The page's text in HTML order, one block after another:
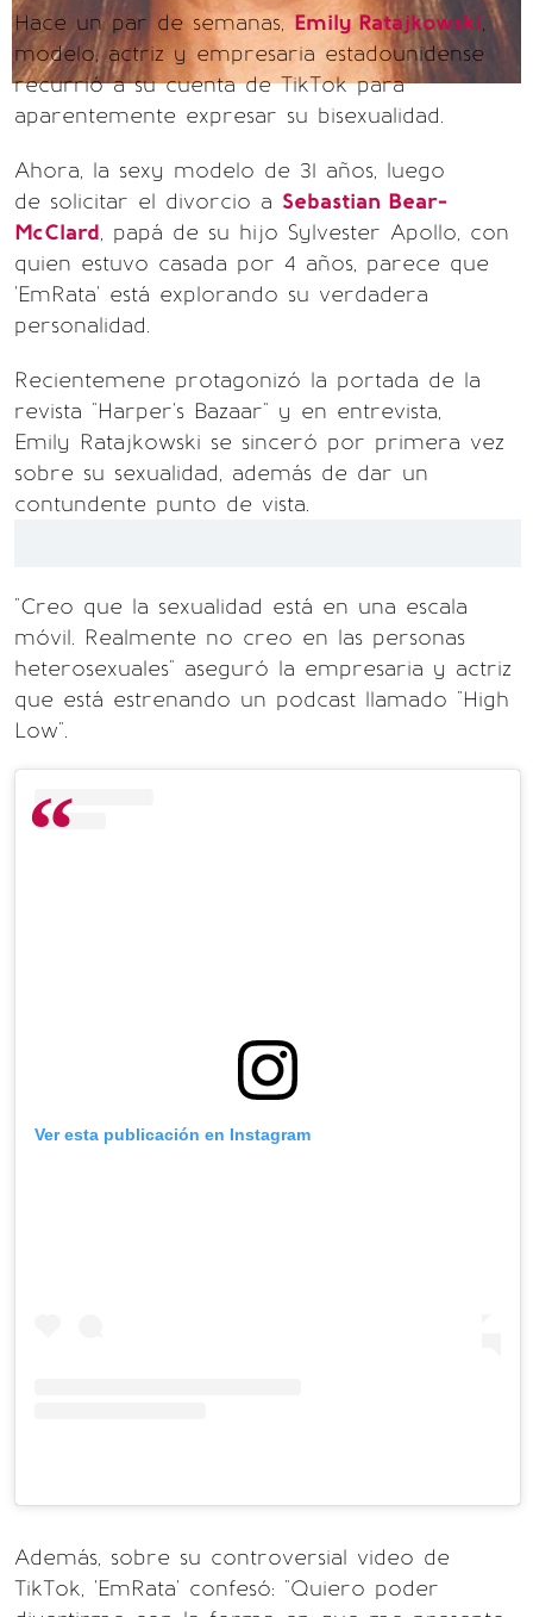
Hace un par de semanas,Emily Ratajkowski,
modelo, actriz y empresaria estadounidense
recurrió a su cuenta de TikTok para
aparentemente expresar su bisexualidad.
Ahora, la sexy modelo de 31 años, luego
de solicitar el divorcio a Sebastian Bear-
McClard, papá de su hijo Sylvester Apollo, con
quien estuvo casada por 4 años, parece que
'EmRata' está explorando su verdadera
personalidad.
Recientemene protagonizó la portada de la
revista "Harper's Bazaar" y en entrevista,
Emily Ratajkowski se sinceró por primera vez
sobre su sexualidad, además de dar un
contundente punto de vista.
"Creo que la sexualidad está en una escala
móvil. Realmente no creo en las personas
heterosexuales" aseguró la empresaria y actriz
que está estrenando un podcast llamado "High
Low".
Ver esta publicación en Instagram
Además, sobre su controversial video de
TikTok, 'EmRata' confesó: "Quiero poder